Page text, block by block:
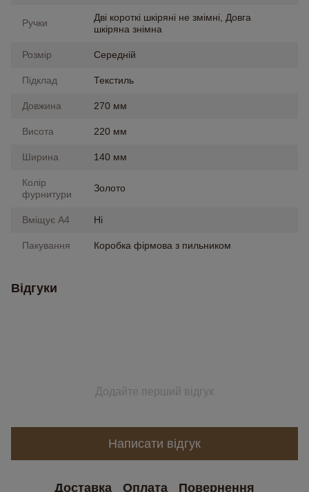
Ручки
Дві короткі шкіряні не змімні, Довга
шкіряна знімна
Розмір Середній
Підклад Текстиль
Довжина 270 мм
Висота 220 мм
Ширина 140 мм
Колір
фурнитури
Золото
Вміщує А4 Ні
Пакування Коробка фірмова з пильником
Відгуки
Додайте перший відгук
Написати відгук
Доставка Оплата Повернення